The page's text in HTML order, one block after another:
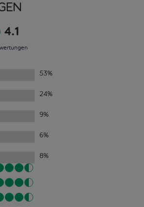
4.1
53%
24%
9%
6%
8%